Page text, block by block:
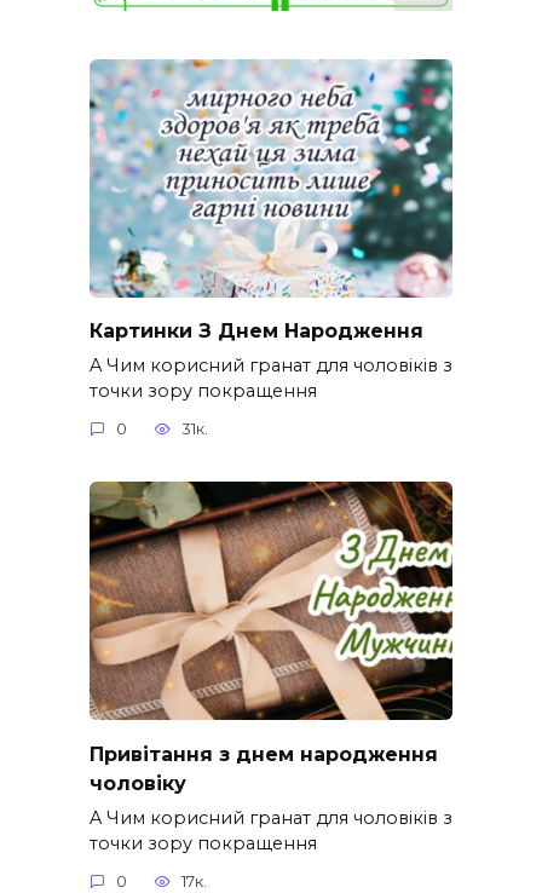
Картинки З Днем Народження
A Чим корисний гранат для чоловіків з
точки зору покращення
0 31к.
Привітання з днем народження
чоловіку
A Чим корисний гранат для чоловіків з
точки зору покращення
0 17к.